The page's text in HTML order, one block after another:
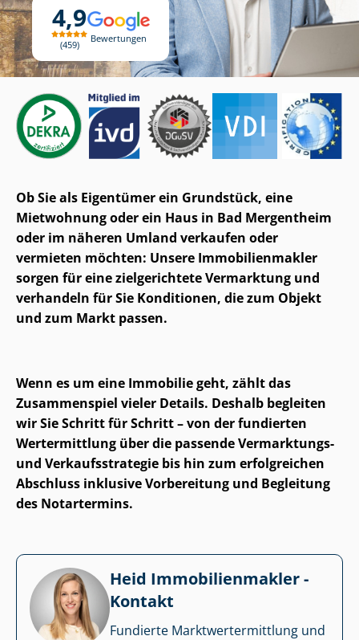
4,9
459
Bewertungen
Ob Sie als Eigentümer ein Grundstück, eine
Mietwohnung oder ein Haus in Bad Mergentheim
oder im näheren Umland verkaufen oder
vermieten möchten: Unsere Im­mo­bi­li­en­mak­ler
sorgen für eine zielgerichtete Vermarktung und
verhandeln für Sie Konditionen, die zum Objekt
und zum Markt passen.
Wenn es um eine Immobilie geht, zählt das
Zusammenspiel vieler Details. Deshalb begleiten
wir Sie Schritt für Schritt – von der fundierten
Wertermittlung über die passende Vermarktungs-
und Ver­kaufs­stra­te­gie bis hin zum erfolgreichen
Abschluss inklusive Vorbereitung und Begleitung
des Notartermins.
Heid Im­mo­bi­li­en­mak­ler -
Kontakt
Fundierte Markt­wert­ermitt­lung und